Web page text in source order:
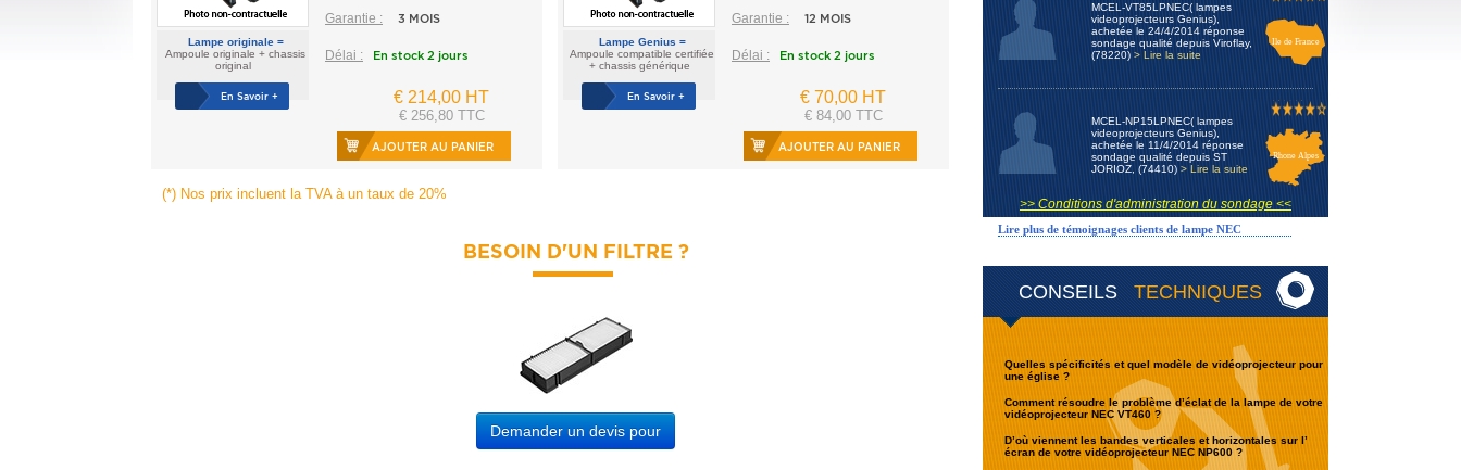
CONSEILS TECHNIQUES
Quelles spécificités et quel modèle de vidéoprojecteur pour
une église ?
Comment résoudre le problème d’éclat de la lampe de votre
vidéoprojecteur NEC VT460 ?
D’où viennent les bandes verticales et horizontales sur l’
écran de votre vidéoprojecteur NEC NP600 ?
MCEL-VT85LPNEC( lampes
videoprojecteurs Genius),
achetée le 24/4/2014 réponse
sondage qualité depuis Viroflay,
(78220) > Lire la suite
Ile de France
MCEL-NP15LPNEC( lampes
videoprojecteurs Genius),
achetée le 11/4/2014 réponse
sondage qualité depuis ST
JORIOZ, (74410) > Lire la suite
Rhone Alpes
>> Conditions d'administration du sondage <<
Lire plus de témoignages clients de lampe NEC
Lampe originale =
Ampoule originale + chassis
original
En Savoir +
Garantie : 3 MOIS
Délai : En stock 2 jours
€ 214,00 HT
€ 256,80 TTC
AJOUTER AU PANIER
Lampe Genius =
Ampoule compatible certifiée
+ chassis générique
En Savoir +
Garantie : 12 MOIS
Délai : En stock 2 jours
€ 70,00 HT
€ 84,00 TTC
AJOUTER AU PANIER
(*) Nos prix incluent la TVA à un taux de 20%
BESOIN D'UN FILTRE ?
Demander un devis pour